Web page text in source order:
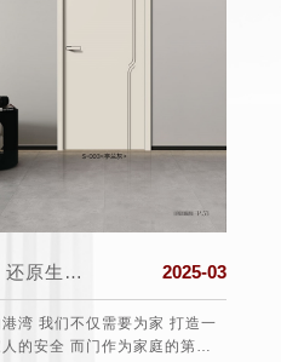
福美迪木门丨匠心打造，还原生活真实的本质 2025-03
湾 我们不仅需要为家 打造一
的安全 而门作为家庭的第一